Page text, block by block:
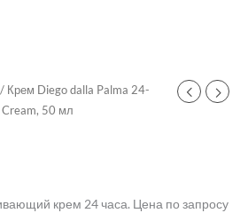
/ Крем Diego dalla Palma 24-
50 мл
крем 24 часа. Цена по запросу